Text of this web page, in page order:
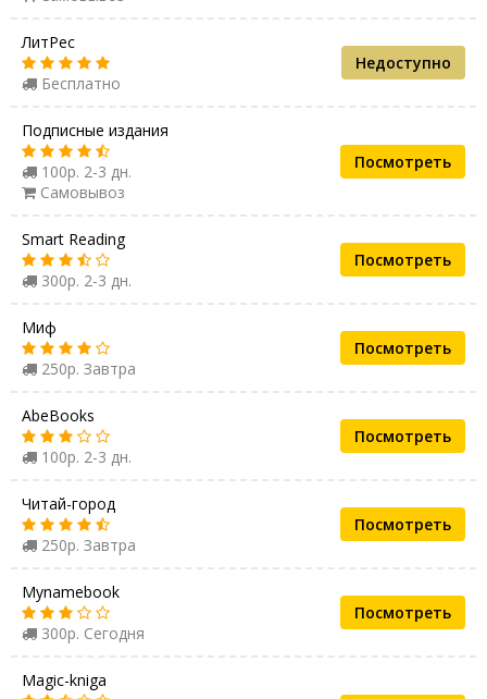
ЛитРес
Бесплатно
Недоступно
Подписные издания
100р. 2-3 дн.
Самовывоз
Посмотреть
Smart Reading
300р. 2-3 дн.
Посмотреть
Миф
250р. Завтра
Посмотреть
AbeBooks
100р. 2-3 дн.
Посмотреть
Читай-город
250р. Завтра
Посмотреть
Mynamebook
300р. Сегодня
Посмотреть
Magic-kniga